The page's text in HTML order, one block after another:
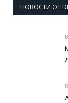
НОВОСТИ ОТ